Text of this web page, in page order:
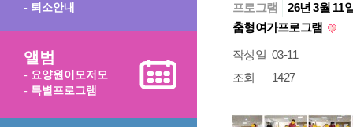
- 퇴소안내
앨범
- 요양원이모저모
- 특별프로그램
프로그램
26년 3월 11
춤형여가프로그램
작성일 03-11
조회
1427